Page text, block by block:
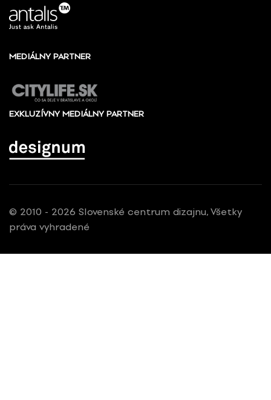
MEDIÁLNY PARTNER
EXKLUZÍVNY MEDIÁLNY PARTNER
© 2010 - 2026 Slovenské centrum dizajnu, Všetky
práva vyhradené